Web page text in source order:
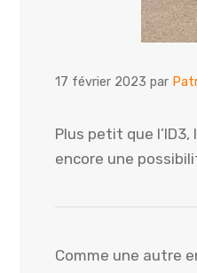
17 février 2023 par
Plus petit que
encore une
Comme une autre